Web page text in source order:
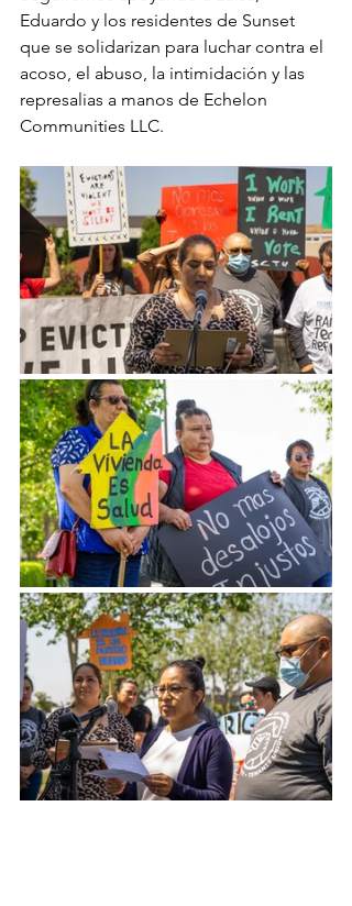
Eduardo y los residentes de Sunset
que se solidarizan para luchar contra el
acoso, el abuso, la intimidación y las
represalias a manos de Echelon
Communities LLC.